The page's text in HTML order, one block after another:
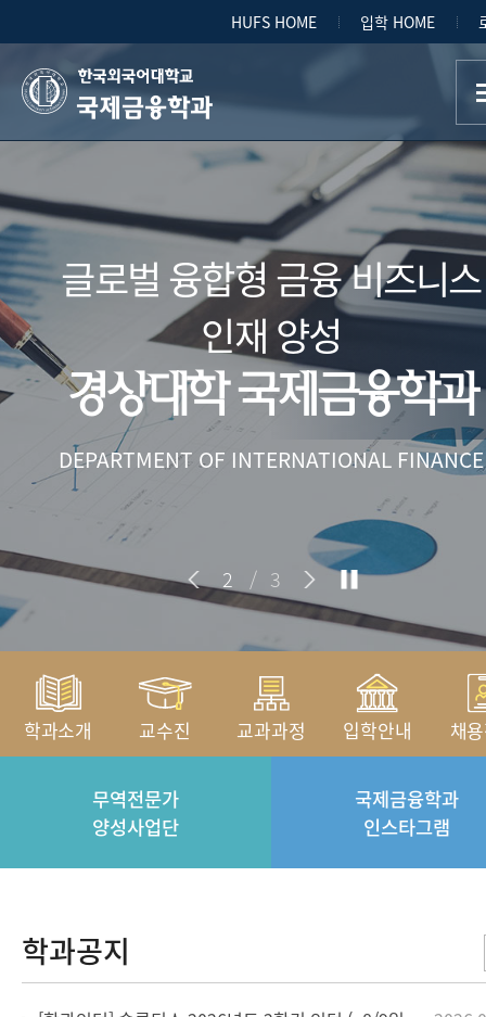
HUFS HOME 입학 HOME
국제금융학과
2 / 3
글로벌 융합형 금융 비즈니스
인재 양성
경상대학 국제금융학과
DEPARTMENT OF INTERNATIONAL FINANCE
학과소개 교수진 교과과정 입학안내 채
무역전문가
양성사업단
국제금융학과
인스타그램